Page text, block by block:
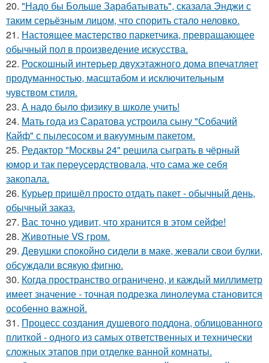
20. "Надо бы Больше Зарабатывать", сказала Энджи с
таким серьёзным лицом, что спорить стало неловко.
21. Настоящее мастерство паркетчика, превращающее
обычный пол в произведение искусства.
22. Роскошный интерьер двухэтажного дома впечатляет
продуманностью, масштабом и исключительным
чувством стиля.
23. А надо было физику в школе учить!
24. Мать года из Саратова устроила сыну "Собачий
Кайф" с пылесосом и вакуумным пакетом.
25. Редактор "Москвы 24" решила сыграть в чёрный
юмор и так переусердствовала, что сама же себя
закопала.
26. Курьер пришёл просто отдать пакет - обычный день,
обычный заказ.
27. Вас точно удивит, что хранится в этом сейфе!
28. Животные VS гром.
29. Девушки спокойно сидели в маке, жевали свои булки,
обсуждали всякую фигню.
30. Когда пространство ограничено, и каждый миллиметр
имеет значение - точная подрезка линолеума становится
особенно важной.
31. Процесс создания душевого поддона, облицованного
плиткой - одного из самых ответственных и технически
сложных этапов при отделке ванной комнаты.